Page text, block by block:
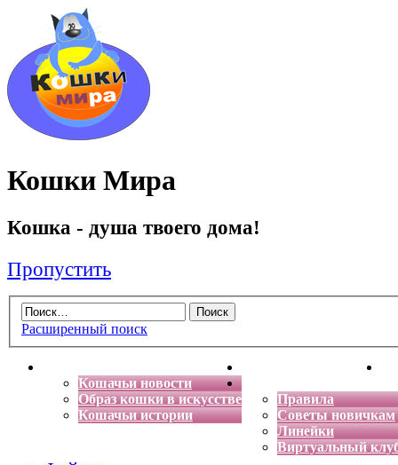
Кошки Мира
Кошка - душа твоего дома!
Пропустить
Расширенный поиск
Кошачьи новости
Образ кошки в искусстве
Кошачьи истории
Энциклопедия кошек
Правила
Советы новичкам
Линейки
Виртуальный